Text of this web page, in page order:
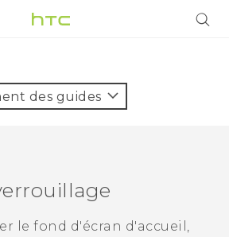
des guides
le fond d'écran d'accueil,